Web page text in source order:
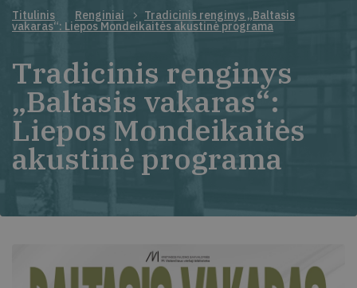
Titulinis Renginiai Tradicinis renginys „Baltasis
vakaras“: Liepos Mondeikaitės akustinė programa
Tradicinis renginys
„Baltasis vakaras“:
Liepos Mondeikaitės
akustinė programa